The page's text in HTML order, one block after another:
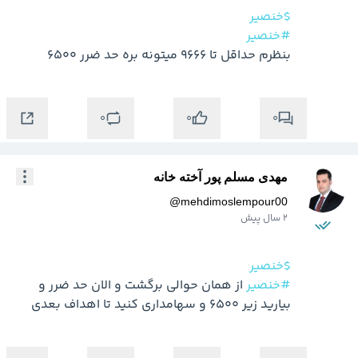
$خنصیر
#خنصیر
بنظرم حداقل تا 9666 میتونه بره حد ضرر 6500
0
0
0
مهدی مسلم پور آخته خانه
@mehdimoslempour00
2 سال پیش
$خنصیر
#خنصیر
بیارید زیر 6500 و سهامداری کنید تا اهداف بعدی